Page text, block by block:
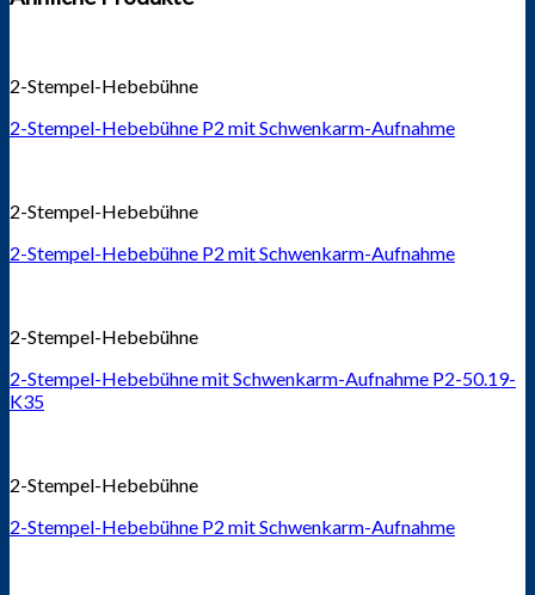
2-Stempel-Hebebühne
2-Stempel-Hebebühne P2 mit Schwenkarm-Aufnahme
2-Stempel-Hebebühne
2-Stempel-Hebebühne P2 mit Schwenkarm-Aufnahme
2-Stempel-Hebebühne
2-Stempel-Hebebühne mit Schwenkarm-Aufnahme P2-50.19-
K35
2-Stempel-Hebebühne
2-Stempel-Hebebühne P2 mit Schwenkarm-Aufnahme